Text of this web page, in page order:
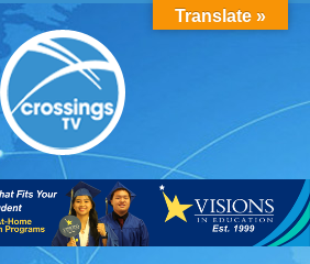
Translate »